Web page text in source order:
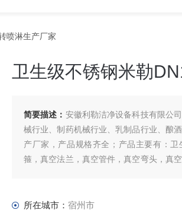
喷淋生产厂家
卫生级不锈钢米勒
简要描述： 安徽利勒洁净设备科技有限公
械行业、制药机械行业、乳制品行业、酿
产厂家，产品规格齐全；产品主要有：
箍，真空法兰，真空管件，真空弯头，真
所在城市： 宿州市